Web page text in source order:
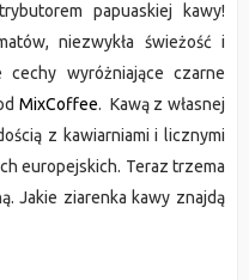
papuaskiej kawy!
niezwykła świeżość i
wyróżniające czarne
MixCoffee. Kawą z własnej
z kawiarniami i licznymi
europejskich. Teraz trzema
Jakie ziarenka kawy znajdą